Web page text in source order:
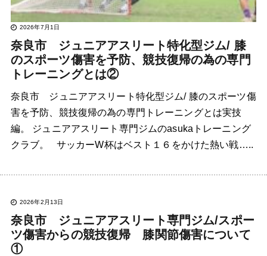
2026年7月1日
奈良市 ジュニアアスリート特化型ジム/ 膝
のスポーツ傷害を予防、競技復帰の為の専門
トレーニングとは②
奈良市 ジュニアアスリート特化型ジム/ 膝のスポーツ傷
害を予防、競技復帰の為の専門トレーニングとは実技
編。 ジュニアアスリート専門ジムのasukaトレーニング
クラブ。 サッカーW杯はベスト１６をかけた熱い戦…..
2026年2月13日
奈良市 ジュニアアスリート専門ジム/スポー
ツ傷害からの競技復帰 膝関節傷害について
①